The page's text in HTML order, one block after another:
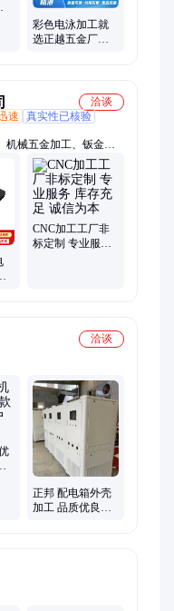
彩色电泳加工就
选正越五金厂家
洽谈
速
真实性已核验
机械五金加工、钣金产
CNC加工工厂非
标定制 专业服务
洽谈
正邦 配电箱外壳
加工 品质优良来